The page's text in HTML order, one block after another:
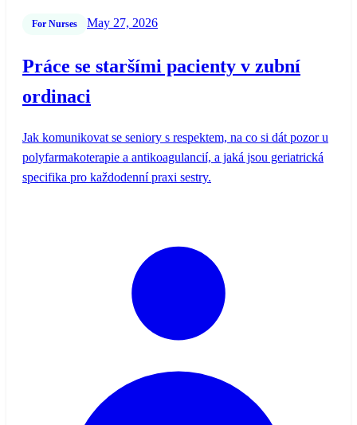
For Nurses May 27, 2026
Práce se staršími pacienty v zubní
ordinaci
Jak komunikovat se seniory s respektem, na co si dát pozor u
polyfarmakoterapie a antikoagulancií, a jaká jsou geriatrická
specifika pro každodenní praxi sestry.